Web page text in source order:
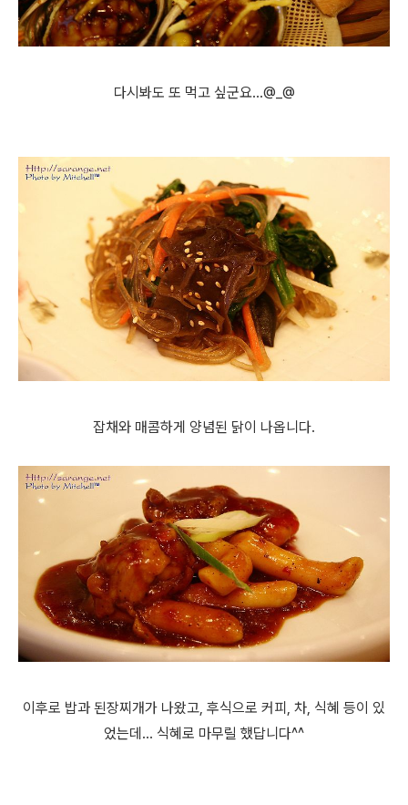
다시봐도 또 먹고 싶군요...@_@
잡채와 매콤하게 양념된 닭이 나옵니다.
이후로 밥과 된장찌개가 나왔고, 후식으로 커피, 차, 식혜 등이 있
었는데... 식혜로 마무릴 했답니다^^